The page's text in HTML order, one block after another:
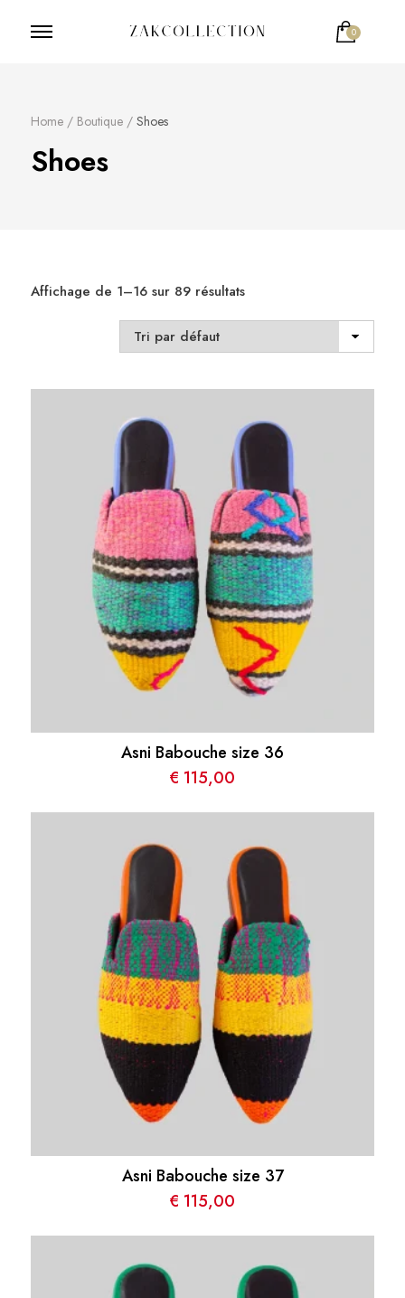
0
Home / Boutique / Shoes
Shoes
Affichage de 1–16 sur 89 résultats
Asni Babouche size 36
€ 115,00
Asni Babouche size 37
€ 115,00